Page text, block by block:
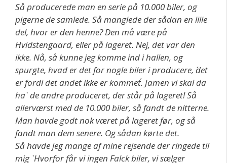
Så producerede man en serie på 10.000 biler, og
pigerne de samlede. Så manglede der sådan en lille
del, hvor er den henne? Den må være på
Hvidstengaard, eller på lageret. Nej, det var den
ikke. Nå, så kunne jeg komme ind i hallen, og
spurgte, hvad er det for nogle biler i producere, ´det
er fordi det andet ikke er kommet´. Jamen vi skal da
ha` de andre produceret, der står på lageret! Så
allerværst med de 10.000 biler, så fandt de nitterne.
Man havde godt nok været på lageret før, og så
fandt man dem senere. Og sådan kørte det.
Så havde jeg mange af mine rejsende der ringede til
mig `Hvorfor får vi ingen Falck biler, vi sælger